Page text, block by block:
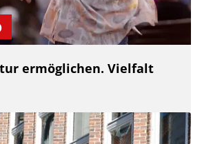
ermöglichen. Vielfalt